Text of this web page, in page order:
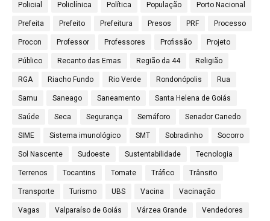
Policial Policlínica Política População Porto Nacional
Prefeita Prefeito Prefeitura Presos PRF Processo
Procon Professor Professores Profissão Projeto
Público Recanto das Emas Região da 44 Religião
RGA Riacho Fundo Rio Verde Rondonópolis Rua
Samu Saneago Saneamento Santa Helena de Goiás
Saúde Seca Segurança Semáforo Senador Canedo
SIME Sistema imunológico SMT Sobradinho Socorro
Sol Nascente Sudoeste Sustentabilidade Tecnologia
Terrenos Tocantins Tomate Tráfico Trânsito
Transporte Turismo UBS Vacina Vacinação
Vagas Valparaíso de Goiás Várzea Grande Vendedores